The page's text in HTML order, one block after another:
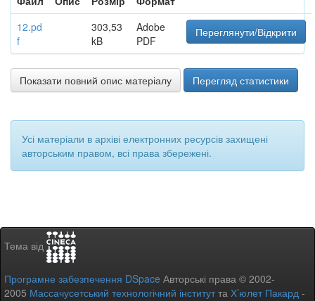
12.pd
f
303,53
kB
Adobe
PDF
Переглянути/Відкрити
Показати повний опис матеріалу Перегляд статистики
Усі матеріали в архіві електронних ресурсів захищені
авторським правом, всі права збережені.
Тема від
Програмне забезпечення DSpace Авторські права © 2002-
2005 Массачусетський технологічний інститутта Х’юлет Пакард -